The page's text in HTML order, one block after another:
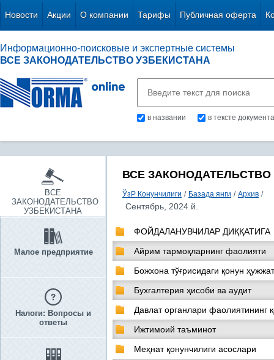
Новости Акции О компании Тарифы Публичная оферта
Информационно-поисковые и экспертные системы
ВСЕ ЗАКОНОДАТЕЛЬСТВО УЗБЕКИСТАНА
в названии в тексте документа
ВСЕ
ЗАКОНОДАТЕЛЬСТВО
УЗБЕКИСТАНА
Малое предприятие
Налоги: Вопросы и
ответы
ВСЕ ЗАКОНОДАТЕЛЬСТВО
ЎзР Конунчилиги / Базада янги / Архив /
Сентябрь, 2024 й.
ФОЙДАЛАНУВЧИЛАР ДИҚҚАТИГА
Айрим тармоқларнинг фаолияти
Божхона тўғрисидаги қонун
Бухгалтерия ҳисоби ва аудит
Давлат органлари фаолиятининг
Ижтимоий таъминот
Меҳнат қонунчилиги асослари